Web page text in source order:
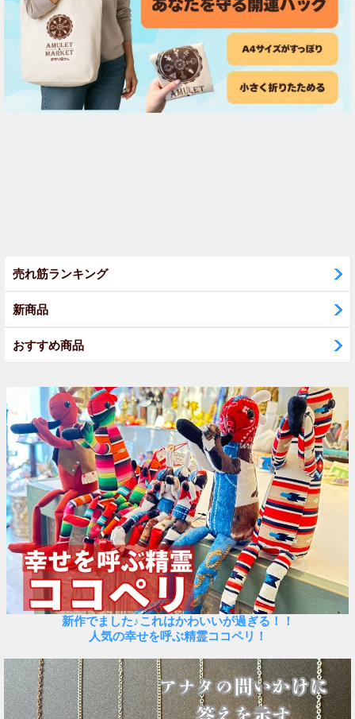
売れ筋ランキング
新商品
おすすめ商品
新作でました♪これはかわいいが過ぎる！！
人気の幸せを呼ぶ精霊ココペリ！